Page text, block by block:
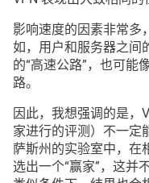
影响速度的因素非常多
如，用户和服务器之间
的“高速公路”，也可能
路。
因此，我想强调的是，
家进行的评测）不一定
萨斯州的实验室中，在
选出一个“赢家”，这并